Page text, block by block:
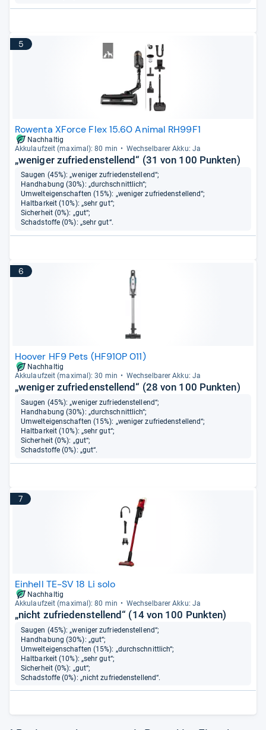
5
Rowenta XForce Flex 15.60 Animal RH99F1
Nachhaltig
Akku­lauf­zeit (maxi­mal): 80 min
Wech­sel­ba­rer Akku: Ja
„weniger zufriedenstellend“ (31 von 100 Punkten)
Saugen (45%): „weniger zufriedenstellend“;
Handhabung (30%): „durchschnittlich“;
Umwelteigenschaften (15%): „weniger zufriedenstellend“;
Haltbarkeit (10%): „sehr gut“;
Sicherheit (0%): „gut“;
Schadstoffe (0%): „sehr gut“.
6
Hoover HF9 Pets (HF910P 011)
Nachhaltig
Akku­lauf­zeit (maxi­mal): 30 min
Wech­sel­ba­rer Akku: Ja
„weniger zufriedenstellend“ (28 von 100 Punkten)
Saugen (45%): „weniger zufriedenstellend“;
Handhabung (30%): „durchschnittlich“;
Umwelteigenschaften (15%): „weniger zufriedenstellend“;
Haltbarkeit (10%): „sehr gut“;
Sicherheit (0%): „gut“;
Schadstoffe (0%): „gut“.
7
Einhell TE-SV 18 Li solo
Nachhaltig
Akku­lauf­zeit (maxi­mal): 80 min
Wech­sel­ba­rer Akku: Ja
„nicht zufriedenstellend“ (14 von 100 Punkten)
Saugen (45%): „weniger zufriedenstellend“;
Handhabung (30%): „gut“;
Umwelteigenschaften (15%): „durchschnittlich“;
Haltbarkeit (10%): „sehr gut“;
Sicherheit (0%): „gut“;
Schadstoffe (0%): „nicht zufriedenstellend“.